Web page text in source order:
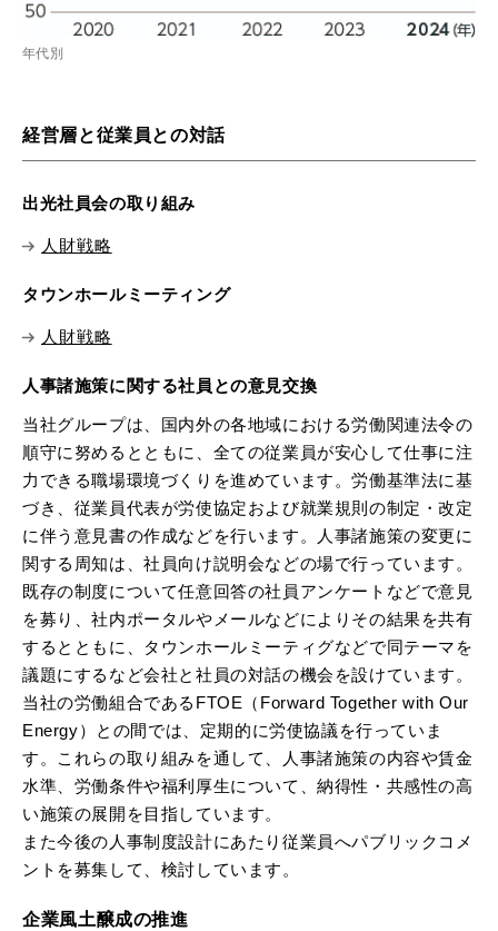
年代別
経営層と従業員との対話
出光社員会の取り組み
人財戦略
タウンホールミーティング
人財戦略
人事諸施策に関する社員との意見交換
当社グループは、国内外の各地域における労働関連法令の
順守に努めるとともに、全ての従業員が安心して仕事に注
力できる職場環境づくりを進めています。労働基準法に基
づき、従業員代表が労使協定および就業規則の制定・改定
に伴う意見書の作成などを行います。人事諸施策の変更に
関する周知は、社員向け説明会などの場で行っています。
既存の制度について任意回答の社員アンケートなどで意見
を募り、社内ポータルやメールなどによりその結果を共有
するとともに、タウンホールミーティグなどで同テーマを
議題にするなど会社と社員の対話の機会を設けています。
当社の労働組合であるFTOE（Forward Together with Our
Energy）との間では、定期的に労使協議を行っていま
す。これらの取り組みを通して、人事諸施策の内容や賃金
水準、労働条件や福利厚生について、納得性・共感性の高
い施策の展開を目指しています。
また今後の人事制度設計にあたり従業員へパブリックコメ
ントを募集して、検討しています。
企業風土醸成の推進